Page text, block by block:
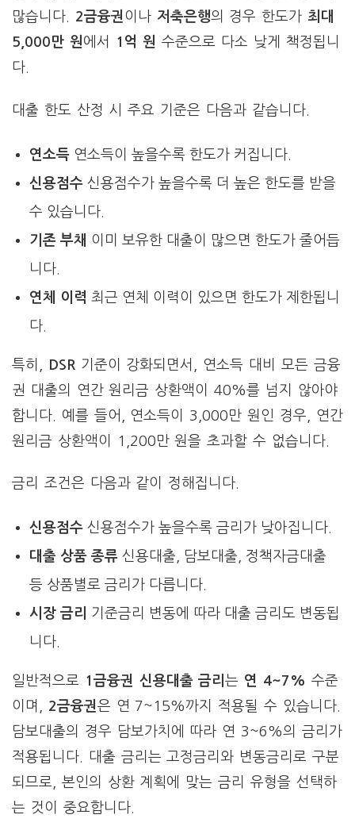
많습니다. 2금융권 이나 저축은행의 경우 한도가최대
5,000만 원에서 1억 원 수준으로 다소 낮게 책정됩니
다.
대출 한도 산정 시 주요 기준은 다음과 같습니다.
연소득연소득이 높을수록 한도가 커집니다.
신용점수신용점수가 높을수록 더 높은 한도를 받을
수 있습니다.
기존 부채 이미 보유한 대출이 많으면 한도가 줄어듭
니다.
연체 이력 최근 연체 이력이 있으면 한도가 제한됩니
다.
특히, DSR기준이 강화되면서, 연소득 대비 모든 금융
권 대출의 연간 원리금 상환액이 40%를 넘지 않아야
합니다. 예를 들어, 연소득이 3,000만 원인 경우, 연간
원리금 상환액이 1,200만 원을 초과할 수 없습니다.
금리 조건은 다음과 같이 정해집니다.
신용점수신용점수가 높을수록 금리가 낮아집니다.
대출 상품 종류신용대출, 담보대출, 정책자금대출
등 상품별로 금리가 다릅니다.
시장 금리
기준금리 변동에 따라 대출 금리도 변동됩
니다.
일반적으로 1금융권 신용대출 금리는 연 4~7% 수준
이며, 2금융권은 연 7~15%까지 적용될 수 있습니다.
담보대출의 경우 담보가치에 따라 연 3~6%의 금리가
적용됩니다. 대출 금리는 고정금리와 변동금리로 구분
되므로, 본인의 상환 계획에 맞는 금리 유형을 선택하
는 것이 중요합니다.